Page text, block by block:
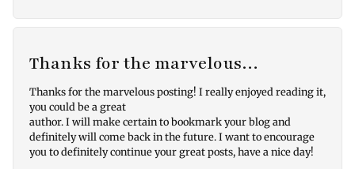
Thanks for the marvelous…
Thanks for the marvelous posting! I really enjoyed reading it,
you could be a great
author. I will make certain to bookmark your blog and
definitely will come back in the future. I want to encourage
you to definitely continue your great posts, have a nice day!